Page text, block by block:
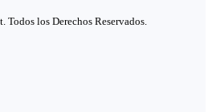
los Derechos Reservados.